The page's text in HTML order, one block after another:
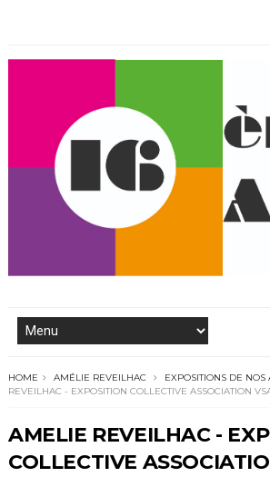
HOME AMÉLIE REVEILHAC EXPOSITIONS DE NOS
REVEILHAC - EXPOSITION COLLECTIVE ASSOCIATION
AMELIE REVEILHAC -
COLLECTIVE